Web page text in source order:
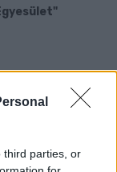
third parties, or
SORÁN